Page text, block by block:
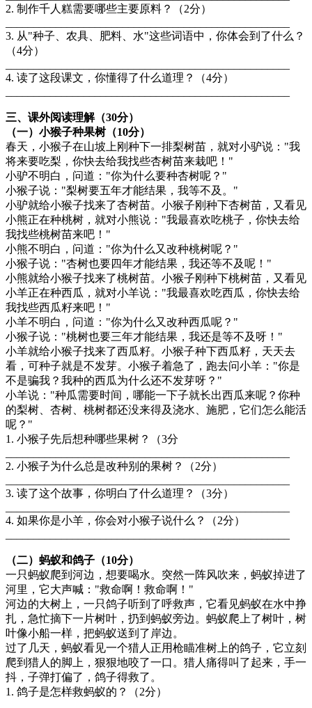
2. 制作千人糕需要哪些主要原料？（2分）
3. 从"种子、农具、肥料、水"这些词语中，你体会到了什么？
（4分）
4. 读了这段课文，你懂得了什么道理？（4分）
三、课外阅读理解（30分）
（一）小猴子种果树（10分）
春天，小猴子在山坡上刚种下一排梨树苗，就对小驴说："我
将来要吃梨，你快去给我找些杏树苗来栽吧！"
小驴不明白，问道："你为什么要种杏树呢？"
小猴子说："梨树要五年才能结果，我等不及。"
小驴就给小猴子找来了杏树苗。小猴子刚种下杏树苗，又看见
小熊正在种桃树，就对小熊说："我最喜欢吃桃子，你快去给
我找些桃树苗来吧！"
小熊不明白，问道："你为什么又改种桃树呢？"
小猴子说："杏树也要四年才能结果，我还等不及呢！"
小熊就给小猴子找来了桃树苗。小猴子刚种下桃树苗，又看见
小羊正在种西瓜，就对小羊说："我最喜欢吃西瓜，你快去给
我找些西瓜籽来吧！"
小羊不明白，问道："你为什么又改种西瓜呢？"
小猴子说："桃树也要三年才能结果，我还是等不及呀！"
小羊就给小猴子找来了西瓜籽。小猴子种下西瓜籽，天天去
看，可种子就是不发芽。小猴子着急了，跑去问小羊："你是
不是骗我？我种的西瓜为什么还不发芽呀？"
小羊说："种瓜需要时间，哪能一下子就长出西瓜来呢？你种
的梨树、杏树、桃树都还没来得及浇水、施肥，它们怎么能活
呢？"
1. 小猴子先后想种哪些果树？（3分
2. 小猴子为什么总是改种别的果树？（2分）
3. 读了这个故事，你明白了什么道理？（3分）
4. 如果你是小羊，你会对小猴子说什么？（2分）
（二）蚂蚁和鸽子（10分）
一只蚂蚁爬到河边，想要喝水。突然一阵风吹来，蚂蚁掉进了
河里，它大声喊："救命啊！救命啊！"
河边的大树上，一只鸽子听到了呼救声，它看见蚂蚁在水中挣
扎，急忙摘下一片树叶，扔到蚂蚁旁边。蚂蚁爬上了树叶，树
叶像小船一样，把蚂蚁送到了岸边。
过了几天，蚂蚁看见一个猎人正用枪瞄准树上的鸽子，它立刻
爬到猎人的脚上，狠狠地咬了一口。猎人痛得叫了起来，手一
抖，子弹打偏了，鸽子得救了。
1. 鸽子是怎样救蚂蚁的？（2分）